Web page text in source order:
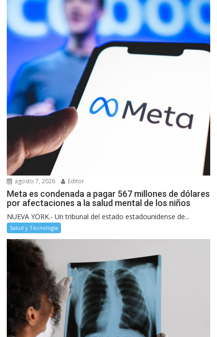
agosto 7, 2026 Editor
Meta es condenada a pagar 567 millones de dólares
por afectaciones a la salud mental de los niños
NUEVA YORK.- Un tribunal del estado estadounidense de...
Salud y Tecnología